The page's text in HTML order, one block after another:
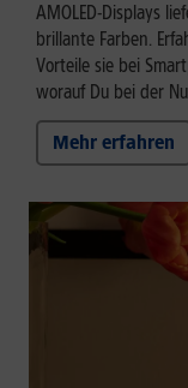
AMOLED-Displays
brillante Farben.
Vorteile sie bei
worauf Du bei der
Mehr erfahren